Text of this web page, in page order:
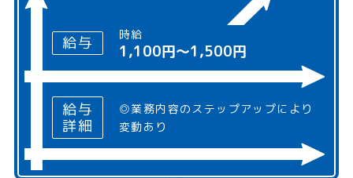
給与 時給
1,100円〜1,500円
給与
詳細
◎業務内容のステップアップにより
変動あり